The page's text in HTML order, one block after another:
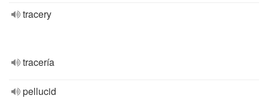
tracery
tracería
pellucid